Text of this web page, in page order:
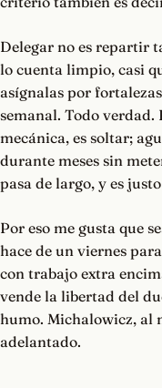
Delegar no es repartir
lo cuenta limpio, casi
asígnalas por
semanal. Todo
mecánica, es soltar;
durante meses sin
pasa de largo, y es
Por eso me gusta que
hace de un viernes
con trabajo extra
vende la libertad del
humo. Michalowicz, al
adelantado.